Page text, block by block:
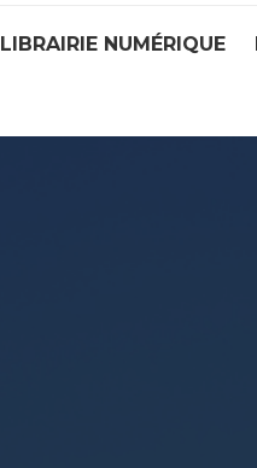
LIBRAIRIE NUMÉRIQUE